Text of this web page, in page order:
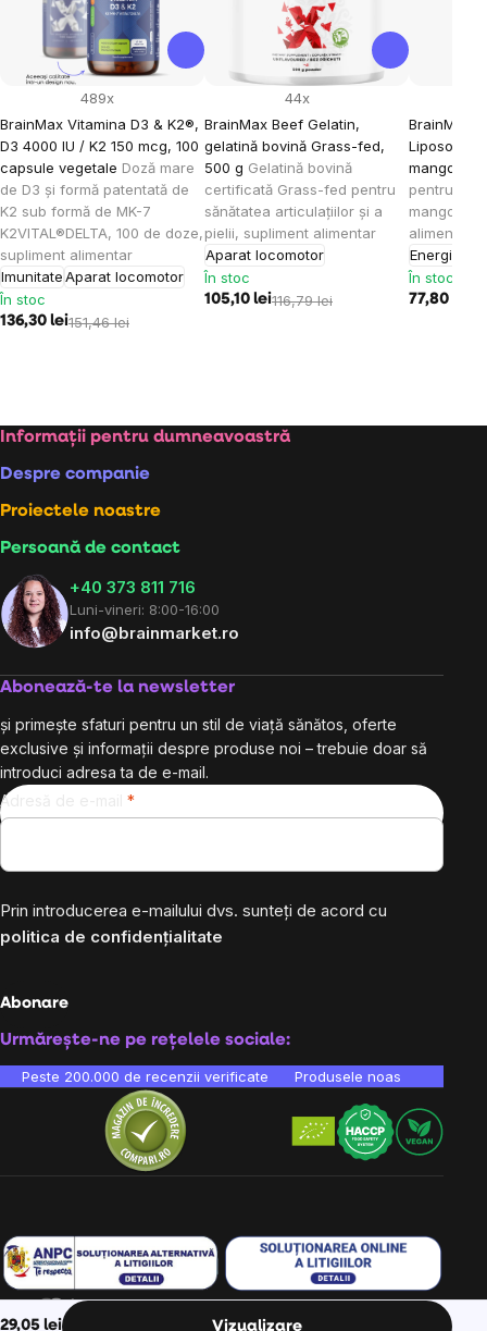
29,05 lei Vizualizare
BrainMax Vitamina D3 & K2®,
D3 4000 IU / K2 150 mcg, 100
capsule vegetale Doză mare
de D3 și formă patentată de
K2 sub formă de MK-7
K2VITAL®DELTA, 100 de doze,
supliment alimentar
ImunitateAparat locomotor
489x
În stoc
136,30 lei151,46 lei
BrainMax Beef Gelatin,
gelatină bovină Grass-fed,
500 g Gelatină bovină
certificată Grass-fed pentru
sănătatea articulațiilor și a
pielii, supliment alimentar
Aparat locomotor
44x
În stoc
105,10 lei116,79 lei
BrainMax
Liposomal
mango,
pentru
mango, 30
alimentar
Energie
În stoc
77,80 lei
Subsol
Informații pentru dumneavoastră
Despre companie
Proiectele noastre
Persoană de contact
+40 373 811 716
Luni-vineri: 8:00-16:00
info@brainmarket.ro
Abonează-te la newsletter
și primește sfaturi pentru un stil de viață sănătos, oferte
exclusive și informații despre produse noi – trebuie doar să
introduci adresa ta de e-mail.
Adresă de e-mail
Prin introducerea e-mailului dvs. sunteți de acord cu
politica de confidențialitate
Abonare
Urmărește-ne pe rețelele sociale:
Peste 200.000 de recenzii verificate Produsele noastre sunt